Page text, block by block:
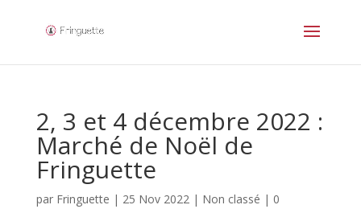
2, 3 et 4 décembre 2022 :
Marché de Noël de
Fringuette
par Fringuette | 25 Nov 2022| Non classé | 0